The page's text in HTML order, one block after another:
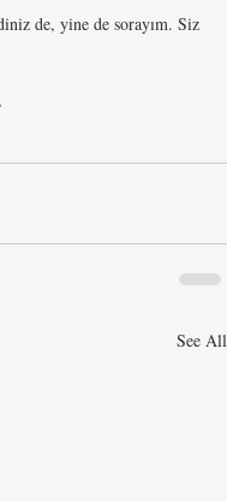
de, yine de sorayım. Siz
See All